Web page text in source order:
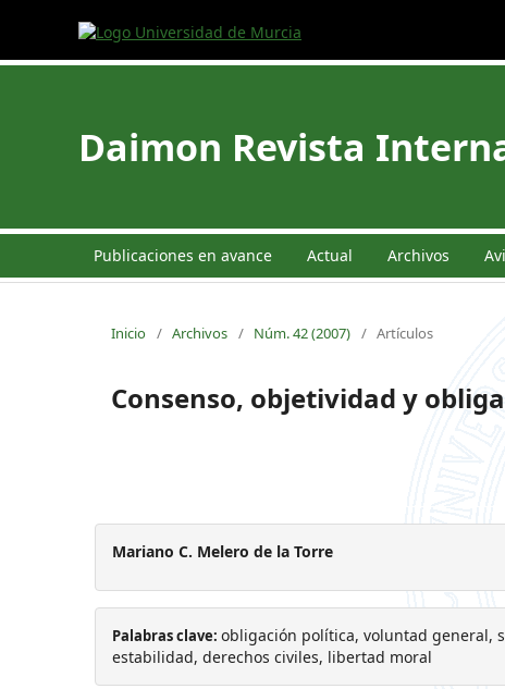
Daimon Revista
Publicaciones en avance Actual Archivos
Inicio / Archivos / Núm. 42 (2007) / Artículos
Consenso, objetividad y
Mariano C. Melero de la Torre
Palabras clave: obligación política, voluntad general,
estabilidad, derechos civiles, libertad moral